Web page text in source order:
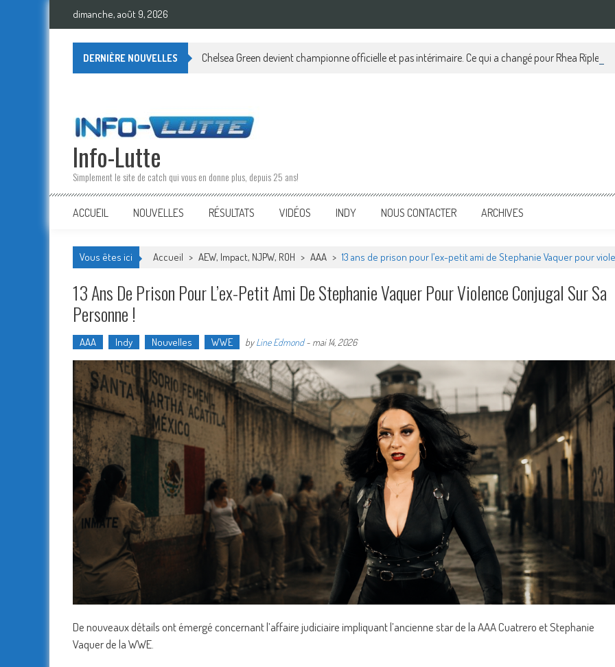
Skip
dimanche, août 9, 2026
DERNIÈRE NOUVELLES Chelsea Green devient championne officielle et pas intérimaire. Ce qui a changé pour Rhea Ripley,
Info-Lutte
Simplement le site de catch qui vous en donne plus, depuis 25 ans!
ACCUEIL NOUVELLES RÉSULTATS VIDÉOS INDY NOUS CONTACTER ARCHIVES
Vous êtes ici Accueil > AEW, Impact, NJPW, ROH > AAA > 13 ans de prison pour l’ex-petit ami de Stephanie Vaquer pour
13 Ans De Prison Pour L’ex-Petit Ami De Stephanie Vaquer Pour Violence Conjugal Sur Sa
Personne !
AAA Indy Nouvelles WWE byLine Edmond- mai 14, 2026
De nouveaux détails ont émergé concernant l’affaire judiciaire impliquant l’ancienne star de la AAA Cuatrero et Stephanie
Vaquer de la WWE.